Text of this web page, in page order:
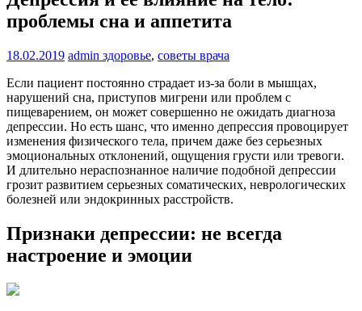
проблемы сна и аппетита
18.02.2019 admin здоровье, советы врача
Если пациент постоянно страдает из-за боли в мышцах,
нарушений сна, приступов мигрени или проблем с
пищеварением, он может совершенно не ожидать диагноза
депрессии. Но есть шанс, что именно депрессия провоцирует
изменения физического тела, причем даже без серьезных
эмоциональных отклонений, ощущения грусти или тревоги.
И длительно нераспознанное наличие подобной депрессии
грозит развитием серьезных соматических, неврологических
болезней или эндокринных расстройств.
Признаки депрессии: не всегда
настроение и эмоции